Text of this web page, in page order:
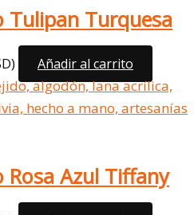
Tulipan Turquesa
Añadir al carrito
Rosa Azul Tiffany